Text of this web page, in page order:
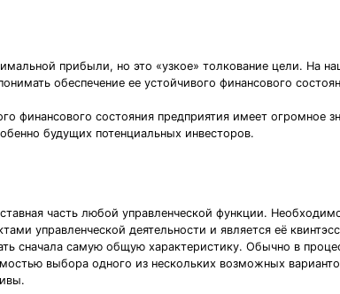
прибыли, но это «узкое» толкование цели. На
обеспечение ее устойчивого финансового
финансового состояния предприятия имеет огромное
будущих потенциальных инвесторов.
часть любой управленческой функции.
управленческой деятельности и является её
сначала самую общую характеристику. Обычно в
выбора одного из нескольких возможных